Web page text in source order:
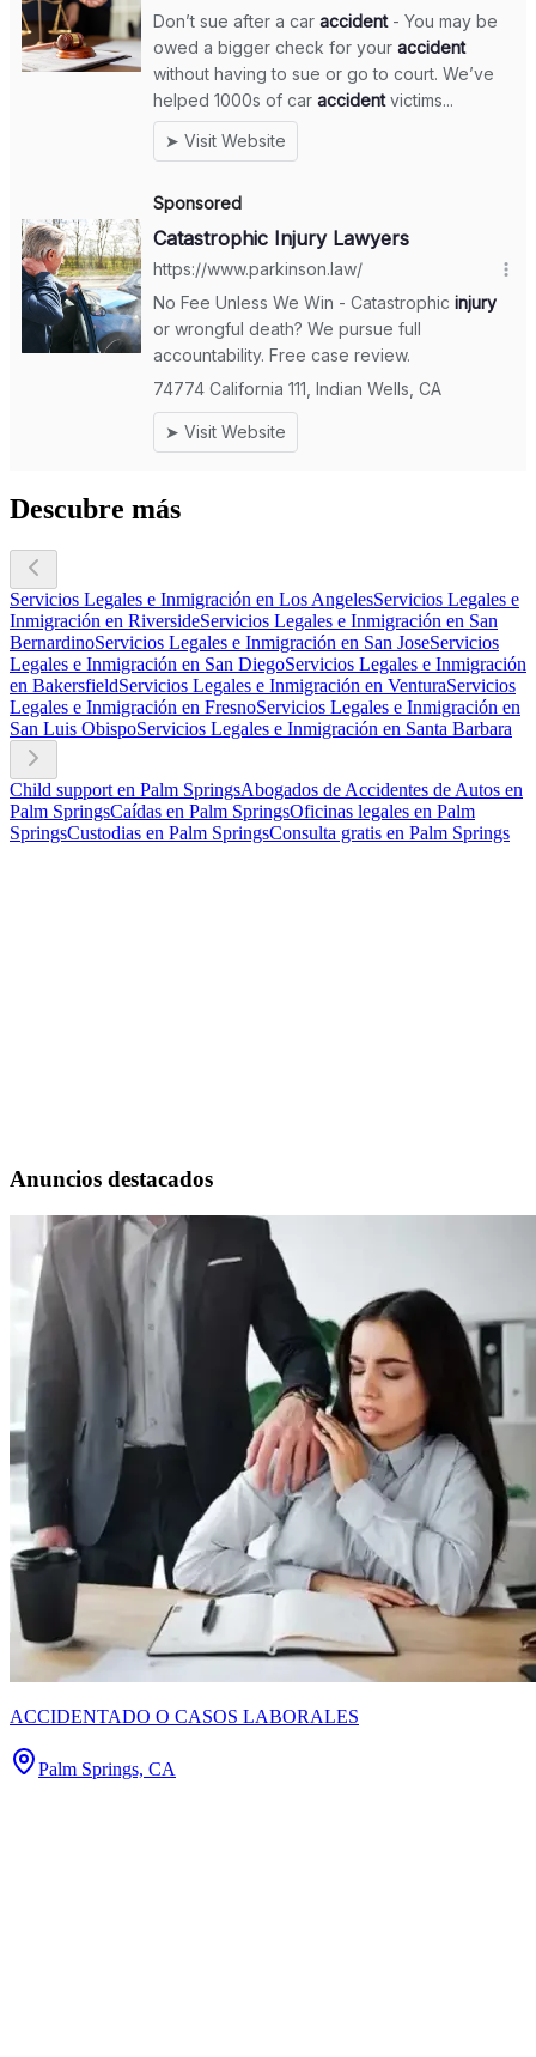
Descubre más
Servicios Legales e Inmigración en Los AngelesServicios Legales e
Inmigración en RiversideServicios Legales e Inmigración en San
BernardinoServicios Legales e Inmigración en San JoseServicios
Legales e Inmigración en San DiegoServicios Legales e Inmigración
en BakersfieldServicios Legales e Inmigración en VenturaServicios
Legales e Inmigración en FresnoServicios Legales e Inmigración en
San Luis ObispoServicios Legales e Inmigración en Santa Barbara
Child support en Palm SpringsAbogados de Accidentes de Autos en
Palm SpringsCaídas en Palm SpringsOficinas legales en Palm
SpringsCustodias en Palm SpringsConsulta gratis en Palm Springs
Anuncios destacados
ACCIDENTADO O CASOS LABORALES
Palm Springs, CA